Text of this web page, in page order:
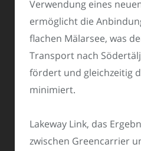
Verwendung eines
ermöglicht die
flachen Mälarsee, was
Transport nach
fördert und gleichzeitig
minimiert.
Lakeway Link, das
zwischen Greencarrier